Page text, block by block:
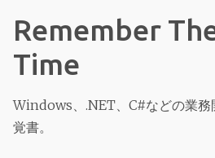
スキップしてメイン コ
Remember
Time
Windows、.NET、C#などの業務
覚書。